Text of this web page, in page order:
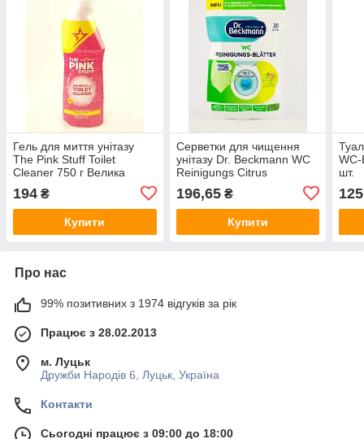
Гель для миття унітазу
The Pink Stuff Toilet
Cleaner 750 г Велика
194 ₴
Купити
Серветки для чищення
унітазу Dr. Beckmann WC
Reinigungs Citrus
Німеччина
196,65₴
Купити
шт.
125
Про нас
99% позитивних з 1974 відгуків за рік
Працює з 28.02.2013
м. Луцьк
Дружби Народів 6, Луцьк, Україна
Контакти
Сьогодні працює з 09:00 до 18:00